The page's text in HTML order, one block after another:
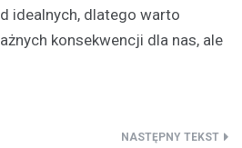
idealnych, dlatego warto
konsekwencji dla nas, ale